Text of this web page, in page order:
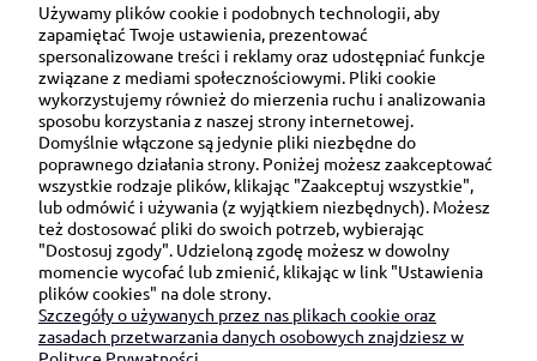
Ul. Brukowa 6/8 lok. 57/58
91-341 Łódź
NIP: 6751510615
SKONTAKTUJ SIĘ Z NAMI:
sklep@be-happygifts.com
+48 690 172 872
Używamy plików cookie i podobnych technologii, aby
zapamiętać Twoje ustawienia, prezentować
spersonalizowane treści i reklamy oraz udostępniać funkcje
związane z mediami społecznościowymi. Pliki cookie
wykorzystujemy również do mierzenia ruchu i analizowania
sposobu korzystania z naszej strony internetowej.
Domyślnie włączone są jedynie pliki niezbędne do
poprawnego działania strony. Poniżej możesz zaakceptować
wszystkie rodzaje plików, klikając "Zaakceptuj wszystkie",
lub odmówić i używania (z wyjątkiem niezbędnych). Możesz
też dostosować pliki do swoich potrzeb, wybierając
"Dostosuj zgody". Udzieloną zgodę możesz w dowolny
momencie wycofać lub zmienić, klikając w link "Ustawienia
plików cookies" na dole strony.
Szczegóły o używanych przez nas plikach cookie oraz
zasadach przetwarzania danych osobowych znajdziesz w